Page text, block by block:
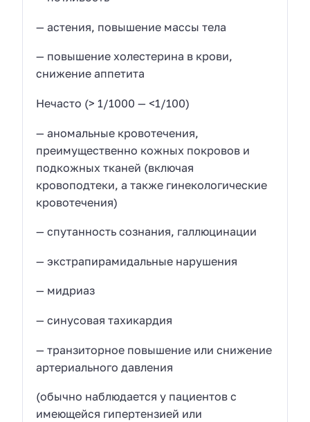
— астения, повышение массы тела
— повышение холестерина в крови,
снижение аппетита
Нечасто (> 1/1000 — <1/100)
— аномальные кровотечения,
преимущественно кожных покровов и
подкожных тканей (включая
кровоподтеки, а также гинекологические
кровотечения)
— спутанность сознания, галлюцинации
— экстрапирамидальные нарушения
— мидриаз
— синусовая тахикардия
— транзиторное повышение или снижение
артериального давления
(обычно наблюдается у пациентов с
имеющейся гипертензией или